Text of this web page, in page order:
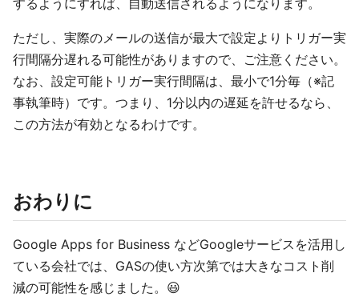
するようにすれば、自動送信されるようになります。
ただし、実際のメールの送信が最大で設定よりトリガー実
行間隔分遅れる可能性がありますので、ご注意ください。
なお、設定可能トリガー実行間隔は、最小で1分毎（※記
事執筆時）です。つまり、1分以内の遅延を許せるなら、
この方法が有効となるわけです。
おわりに
Google Apps for Business などGoogleサービスを活用し
ている会社では、GASの使い方次第では大きなコスト削
減の可能性を感じました。😃